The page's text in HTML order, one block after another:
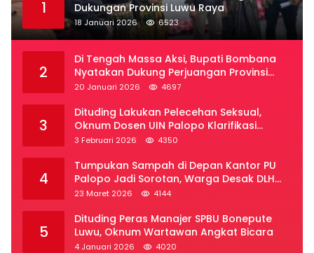
1
Dukungan Provinsi Luwu Raya
18 Januari 2026 6523
2
Di Tengah Massa Aksi, Bupati Bombana
Nyatakan Dukung Perjuangan Provinsi
Luwu Raya
20 Januari 2026 4697
3
Dituding Lakukan Pelecehan Seksual,
Oknum Dosen UIN Palopo Klarifikasi
Kronologi
3 Februari 2026 4350
4
Tumpukan Sampah di Depan Kantor PU
Palopo Jadi Sorotan, Warga Desak DLH
Segera Bertindak
23 Maret 2026 4144
5
Dituding Peras Manajer SPBU Bonepute
Luwu, Oknum Wartawan Angkat Bicara
4 Januari 2026 4020